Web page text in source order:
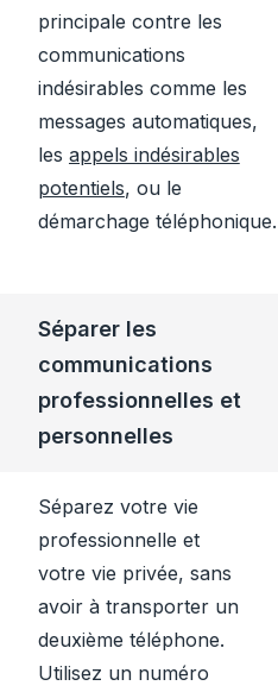
principale contre les
communications
indésirables comme les
messages automatiques,
les appels indésirables
potentiels, ou le
démarchage téléphonique.
Séparer les
communications
professionnelles et
personnelles
Séparez votre vie
professionnelle et
votre vie privée, sans
avoir à transporter un
deuxième téléphone.
Utilisez un numéro